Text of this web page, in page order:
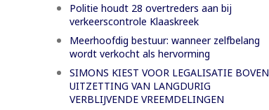
Politie houdt 28 overtreders aan bij
verkeerscontrole Klaaskreek
Meerhoofdig bestuur: wanneer zelfbelang
wordt verkocht als hervorming
SIMONS KIEST VOOR LEGALISATIE BOVEN
UITZETTING VAN LANGDURIG
VERBLIJVENDE VREEMDELINGEN